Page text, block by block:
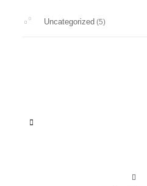
Uncategorized (5)